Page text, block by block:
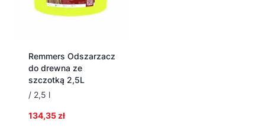
Remmers Odszarzacz
do drewna ze
szczotką 2,5L
/ 2,5 l
134,35 zł